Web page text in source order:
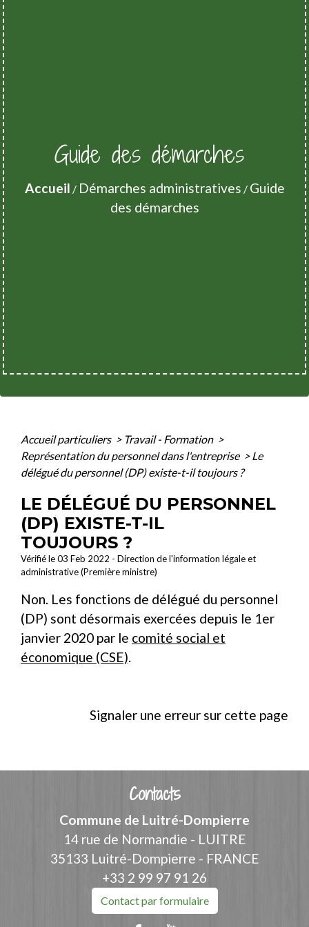
Guide des démarches
Accueil / Démarches administratives / Guide
des démarches
Accueil particuliers > Travail - Formation >
Représentation du personnel dans l'entreprise > Le
délégué du personnel (DP) existe-t-il toujours ?
LE DÉLÉGUÉ DU PERSONNEL
(DP) EXISTE-T-IL
TOUJOURS ?
Vérifié le 03 Feb 2022 - Direction de l'information légale et
administrative (Première ministre)
Non. Les fonctions de délégué du personnel
(DP) sont désormais exercées depuis le 1er
janvier 2020 par le comité social et
économique (CSE).
Signaler une erreur sur cette page
Contacts
Commune de Luitré-Dompierre
14 rue de Normandie - LUITRE
35133 Luitré-Dompierre - FRANCE
+33 2 99 97 91 26
Contact par formulaire